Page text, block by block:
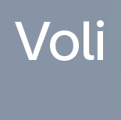
Voli